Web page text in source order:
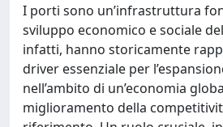
I porti sono un’infrastruttura
sviluppo economico e sociale
infatti, hanno storicamente
driver essenziale per
nell’ambito di un’economia
miglioramento della